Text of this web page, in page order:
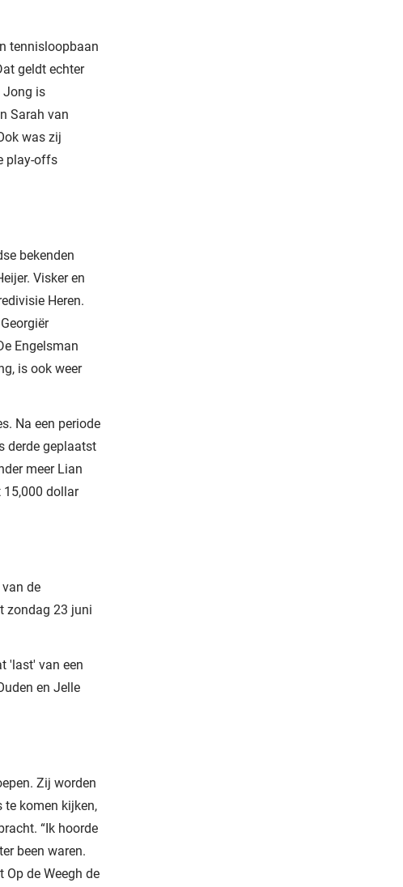
tennisloopbaan
geldt echter
Jong is
Sarah van
was zij
play-offs
bekenden
Visker en
Heren.
Engelsman
is ook weer
Na een periode
derde geplaatst
meer Lian
15,000 dollar
de
zondag 23 juni
'last' van een
en Jelle
Zij worden
te komen kijken,
“Ik hoorde
been waren.
Op de Weegh de